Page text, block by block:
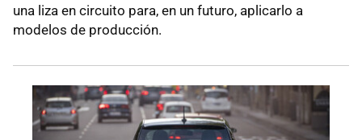
una liza en circuito para, en un futuro, aplicarlo a
modelos de producción.